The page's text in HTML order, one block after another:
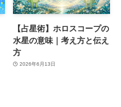
【占星術】ホロスコープの
水星の意味｜考え方と伝え
方
2026年6月13日